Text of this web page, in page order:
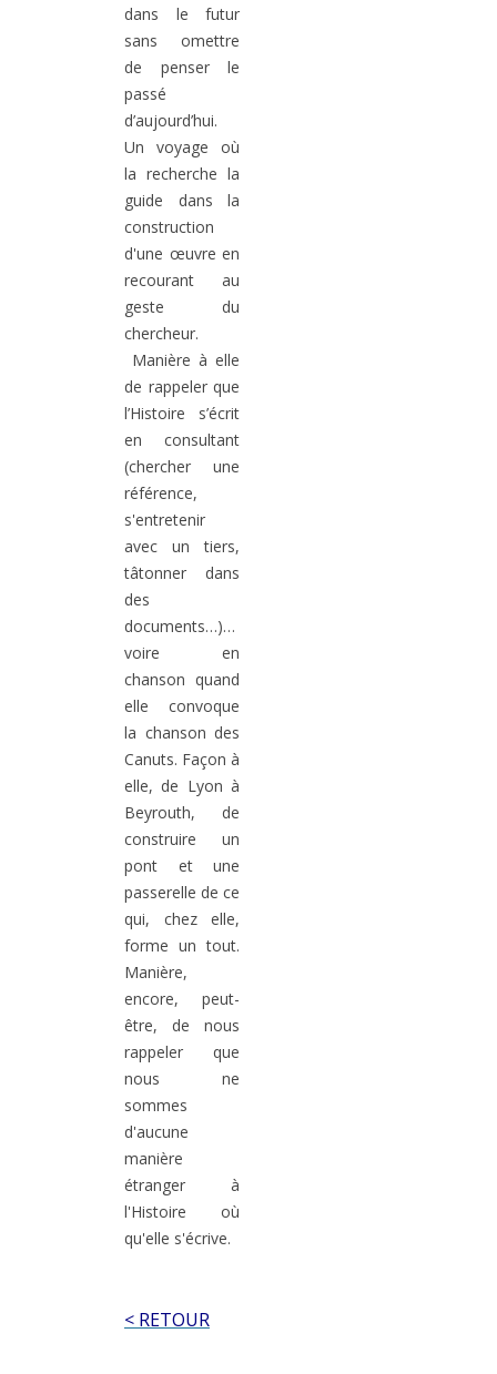
dans le futur
sans omettre
de penser le
passé
d’aujourd’hui.
Un voyage où
la recherche la
guide dans la
construction
d'une œuvre en
recourant au
geste du
chercheur.
Manière à elle
de rappeler que
l’Histoire s’écrit
en consultant
(chercher une
référence,
s'entretenir
avec un tiers,
tâtonner dans
des
documents…)…
voire en
chanson quand
elle convoque
la chanson des
Canuts. Façon à
elle, de Lyon à
Beyrouth, de
construire un
pont et une
passerelle de ce
qui, chez elle,
forme un tout.
Manière,
encore, peut-
être, de nous
rappeler que
nous ne
sommes
d'aucune
manière
étranger à
l'Histoire où
qu'elle s'écrive.
< RETOUR